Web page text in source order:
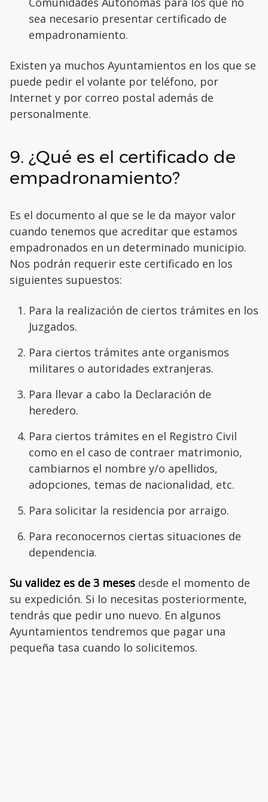
sea necesario presentar certificado de
empadronamiento.
Existen ya muchos Ayuntamientos en los que se
puede pedir el volante por teléfono, por
Internet y por correo postal además de
personalmente.
9. ¿Qué es el certificado de
empadronamiento?
Es el documento al que se le da mayor valor
cuando tenemos que acreditar que estamos
empadronados en un determinado municipio.
Nos podrán requerir este certificado en los
siguientes supuestos:
Para la realización de ciertos trámites en los
Juzgados.
Para ciertos trámites ante organismos
militares o autoridades extranjeras.
Para llevar a cabo la Declaración de
heredero.
Para ciertos trámites en el Registro Civil
como en el caso de contraer matrimonio,
cambiarnos el nombre y/o apellidos,
adopciones, temas de nacionalidad, etc.
Para solicitar la residencia por arraigo.
Para reconocernos ciertas situaciones de
dependencia.
Su validez es de 3 meses desde el momento de
su expedición. Si lo necesitas posteriormente,
tendrás que pedir uno nuevo. En algunos
Ayuntamientos tendremos que pagar una
pequeña tasa cuando lo solicitemos.